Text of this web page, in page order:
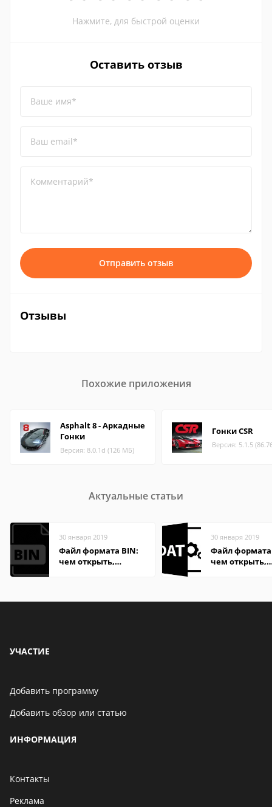
Нажмите, для быстрой оценки
Оставить отзыв
Ваше имя*
Ваш email*
Комментарий*
Отправить отзыв
Отзывы
Похожие приложения
Asphalt 8 - Аркадные
Гонки
Версия: 8.0.1d (126 МБ)
Гонки CSR
Версия: 5.1.5
Актуальные статьи
30 января 2019
Файл формата BIN:
чем открыть,
30 января 2019
Файл формата
чем открыть,
УЧАСТИЕ
Добавить программу
Добавить обзор или статью
ИНФОРМАЦИЯ
Контакты
Реклама